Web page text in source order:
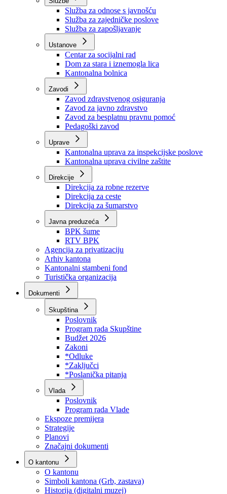
Organizacije
Službe
Služba za odnose s javnošću
Služba za zajedničke poslove
Služba za zapošljavanje
Ustanove
Centar za socijalni rad
Dom za stara i iznemogla lica
Kantonalna bolnica
Zavodi
Zavod zdravstvenog osiguranja
Zavod za javno zdravstvo
Zavod za besplatnu pravnu pomoć
Pedagoški zavod
Kantonalna uprava za inspekcijske poslove
Kantonalna uprava civilne zaštite
Direkcije
Direkcija za robne rezerve
Direkcija za ceste
Direkcija za šumarstvo
Javna preduzeća
BPK šume
RTV BPK
Agencija za privatizaciju
Arhiv kantona
Kantonalni stambeni fond
Turistička organizacija
Dokumenti
Skupština
Poslovnik
Program rada Skupštine
Budžet 2026
Zakoni
*Odluke
*Zaključci
*Poslanička pitanja
Vlada
Poslovnik
Program rada Vlade
Ekspoze premijera
Strategije
Planovi
Značajni dokumenti
O kantonu